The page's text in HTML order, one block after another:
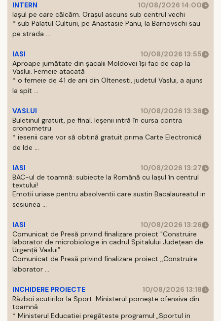
INTERN
10/08/2026 14:00
Iașul pe care călcăm. Orașul ascuns sub centrul vechi
* sub Palatul Culturii, pe Anastasie Panu, la Barnovschi sau
pe strada ...
IASI
10/08/2026 13:55
Aproape jumătate din șacalii Moldovei își fac de cap la
Vaslui. Femeie atacată
* o femeie de 41 de ani din Oltenesti, judetul Vaslui, a ajuns
la spit ...
VASLUI
10/08/2026 13:36
Buletinul gratuit, pe final. Ieșenii intră în cursa contra
cronometru
* iesenii care vor să obtină gratuit prima Carte Electronică
de Ide ...
IASI
10/08/2026 13:27
BAC-ul de toamnă: subiecte la Română cu Iașul în centrul
textului!
Emotii uriase pentru absolventii care sustin Bacalaureatul in
sesiunea ...
IASI
10/08/2026 13:26
Comunicat de Presă privind finalizare proiect "Construire
laborator de microbiologie in cadrul Spitalului Județean de
Urgență Vaslui”
Comunicat de Presă privind finalizare proiect ,,Construire
laborator ...
INCHIDERE PROIECTE
10/08/2026 13:18
Război scutirilor la Sport. Ministerul pornește ofensiva din
toamnă
* Ministerul Educatiei pregăteste programul „Sportul in